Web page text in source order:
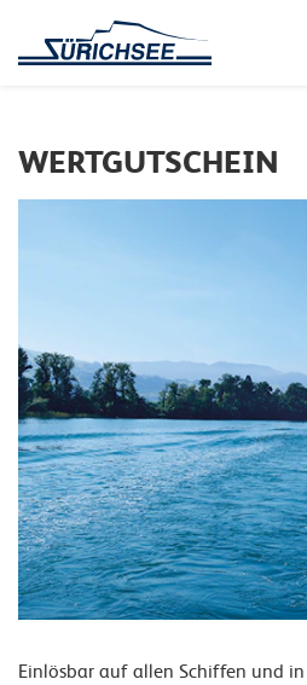
WERTGUTSCHEIN
Einlösbar auf allen Schiffen und